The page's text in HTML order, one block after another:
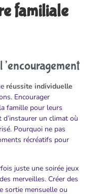
familiale
réussite individuelle
Encourager
famille pour leurs
un climat où
Pourquoi ne pas
récréatifs pour
juste une soirée jeux
merveilles. Créer des
sortie mensuelle ou